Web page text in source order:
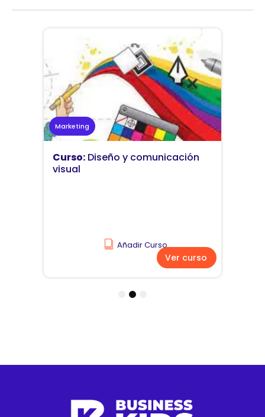
Marketing
Curso: Diseño y comunicación
visual
Añadir Curso
Ver curso